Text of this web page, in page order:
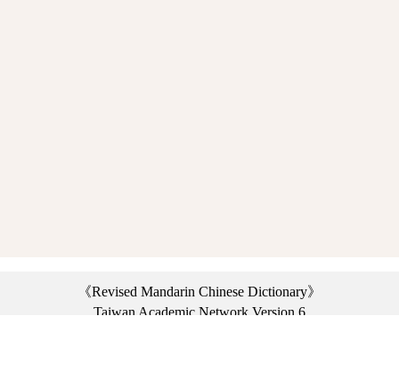
《Revised Mandarin Chinese Dictionary》
Taiwan Academic Network Version 6